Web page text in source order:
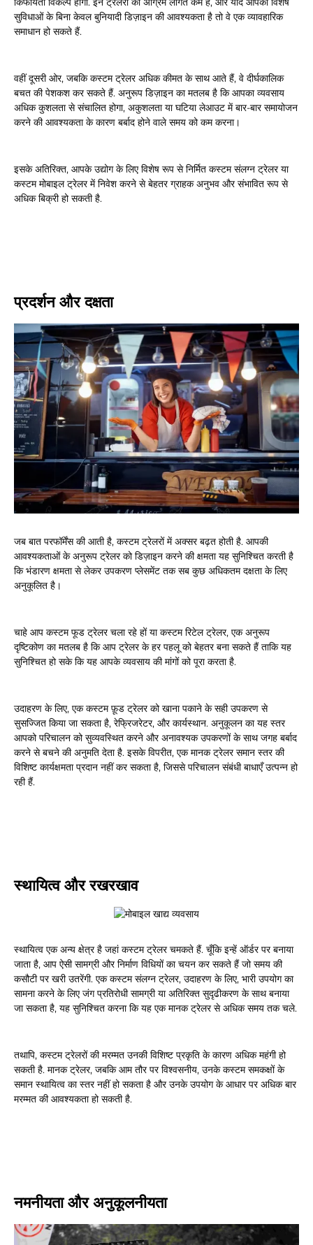
सुविधाओं के बिना केवल बुनियादी डिज़ाइन की आवश्यकता है तो वे एक व्यावहारिक
समाधान हो सकते हैं.
वहीं दूसरी ओर, जबकि कस्टम ट्रेलर अधिक कीमत के साथ आते हैं, वे दीर्घकालिक
बचत की पेशकश कर सकते हैं. अनुरूप डिज़ाइन का मतलब है कि आपका व्यवसाय
अधिक कुशलता से संचालित होगा, अकुशलता या घटिया लेआउट में बार-बार समायोजन
करने की आवश्यकता के कारण बर्बाद होने वाले समय को कम करना।
इसके अतिरिक्त, आपके उद्योग के लिए विशेष रूप से निर्मित कस्टम संलग्न ट्रेलर या
कस्टम मोबाइल ट्रेलर में निवेश करने से बेहतर ग्राहक अनुभव और संभावित रूप से
अधिक बिक्री हो सकती है.
प्रदर्शन और दक्षता
जब बात परफॉर्मेंस की आती है, कस्टम ट्रेलरों में अक्सर बढ़त होती है. आपकी
आवश्यकताओं के अनुरूप ट्रेलर को डिज़ाइन करने की क्षमता यह सुनिश्चित करती है
कि भंडारण क्षमता से लेकर उपकरण प्लेसमेंट तक सब कुछ अधिकतम दक्षता के लिए
अनुकूलित है।
चाहे आप कस्टम फूड ट्रेलर चला रहे हों या कस्टम रिटेल ट्रेलर, एक अनुरूप
दृष्टिकोण का मतलब है कि आप ट्रेलर के हर पहलू को बेहतर बना सकते हैं ताकि यह
सुनिश्चित हो सके कि यह आपके व्यवसाय की मांगों को पूरा करता है.
उदाहरण के लिए, एक कस्टम फ़ूड ट्रेलर को खाना पकाने के सही उपकरण से
सुसज्जित किया जा सकता है, रेफ्रिजरेटर, और कार्यस्थान. अनुकूलन का यह स्तर
आपको परिचालन को सुव्यवस्थित करने और अनावश्यक उपकरणों के साथ जगह बर्बाद
करने से बचने की अनुमति देता है. इसके विपरीत, एक मानक ट्रेलर समान स्तर की
विशिष्ट कार्यक्षमता प्रदान नहीं कर सकता है, जिससे परिचालन संबंधी बाधाएँ उत्पन्न हो
रही हैं.
स्थायित्व और रखरखाव
स्थायित्व एक अन्य क्षेत्र है जहां कस्टम ट्रेलर चमकते हैं. चूँकि इन्हें ऑर्डर पर बनाया
जाता है, आप ऐसी सामग्री और निर्माण विधियों का चयन कर सकते हैं जो समय की
कसौटी पर खरी उतरेंगी. एक कस्टम संलग्न ट्रेलर, उदाहरण के लिए, भारी उपयोग का
सामना करने के लिए जंग प्रतिरोधी सामग्री या अतिरिक्त सुदृढीकरण के साथ बनाया
जा सकता है, यह सुनिश्चित करना कि यह एक मानक ट्रेलर से अधिक समय तक चले.
तथापि, कस्टम ट्रेलरों की मरम्मत उनकी विशिष्ट प्रकृति के कारण अधिक महंगी हो
सकती है. मानक ट्रेलर, जबकि आम तौर पर विश्वसनीय, उनके कस्टम समकक्षों के
समान स्थायित्व का स्तर नहीं हो सकता है और उनके उपयोग के आधार पर अधिक बार
मरम्मत की आवश्यकता हो सकती है.
नमनीयता और अनुकूलनीयता